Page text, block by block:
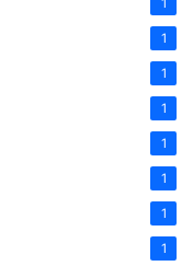
1
1
1
1
1
1
1
1